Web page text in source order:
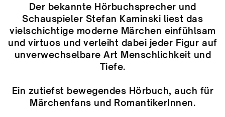
Der bekannte Hörbuchsprecher und
Schauspieler Stefan Kaminski liest das
vielschichtige moderne Märchen einfühlsam
und virtuos und verleiht dabei jeder Figur auf
unverwechselbare Art Menschlichkeit und
Tiefe.
Ein zutiefst bewegendes Hörbuch, auch für
Märchenfans und RomantikerInnen.